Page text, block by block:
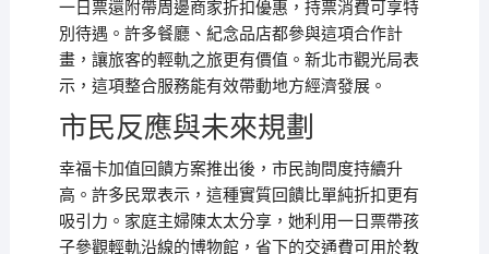
一日票還附帶周邊商家折扣優惠，持票消費可享特
別待遇。許多餐廳、紀念品店都參與這項合作計
畫，讓旅客的輕軌之旅更有價值。新北市觀光局表
示，這項整合服務能有效帶動地方經濟發展。
市民反應與未來規劃
幸福卡加值回饋方案推出後，市民詢問度持續升
高。許多民眾表示，這種實質回饋比單純折扣更有
吸引力。家庭主婦陳太太分享，她利用一日票帶孩
子參觀輕軌沿線的博物館，省下的交通費可用於教